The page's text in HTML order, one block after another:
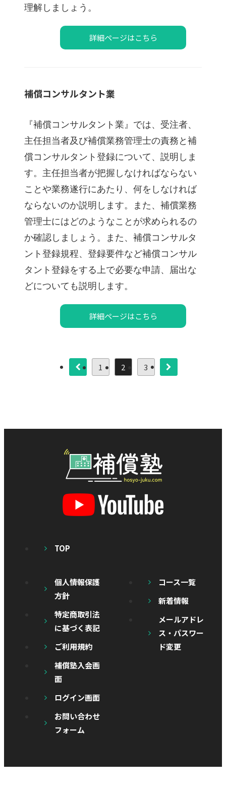
理解しましょう。
詳細ページはこちら
補償コンサルタント業
『補償コンサルタント業』では、受注者、
主任担当者及び補償業務管理士の責務と補
償コンサルタント登録について、説明しま
す。主任担当者が把握しなければならない
ことや業務遂行にあたり、何をしなければ
ならないのか説明します。また、補償業務
管理士にはどのようなことが求められるの
か確認しましょう。また、補償コンサルタ
ント登録規程、登録要件など補償コンサル
タント登録をする上で必要な申請、届出な
どについても説明します。
詳細ページはこちら
1 2 3
TOP
個人情報保護
方針
特定商取引法
に基づく表記
ご利用規約
補償塾入会画
面
ログイン画面
お問い合わせ
フォーム
コース一覧
新着情報
メールアドレ
ス・パスワー
ド変更